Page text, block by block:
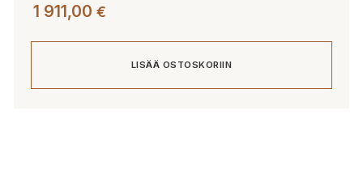
1 911,00 €
LISÄÄ OSTOSKORIIN